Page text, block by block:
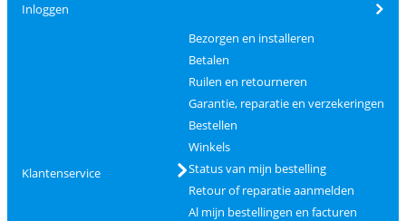
Inloggen
Klantenservice
Bezorgen en installeren
Betalen
Ruilen en retourneren
Garantie, reparatie en verzekeringen
Bestellen
Winkels
Status van mijn bestelling
Retour of reparatie aanmelden
Al mijn bestellingen en facturen